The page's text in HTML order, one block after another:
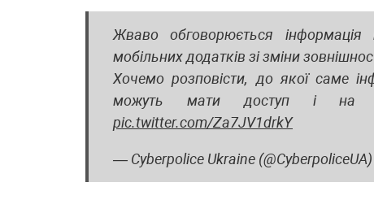
Жваво обговорюється
мобільних додатків зі зміни
Хочемо розповісти, до якої саме
можуть мати доступ і на
pic.twitter.com/Za7JV1drkY
— Cyberpolice Ukraine (@CyberpoliceUA)